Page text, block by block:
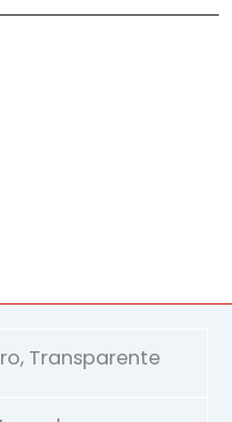
Transparente